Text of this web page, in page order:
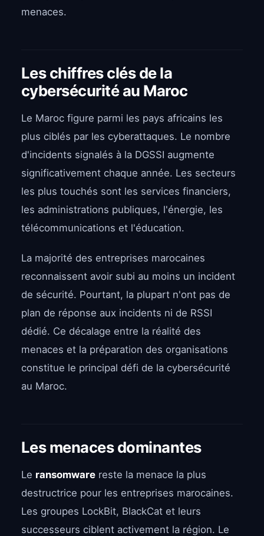
menaces.
Les chiffres clés de la
cybersécurité au Maroc
Le Maroc figure parmi les pays africains les
plus ciblés par les cyberattaques. Le nombre
d'incidents signalés à la DGSSI augmente
significativement chaque année. Les secteurs
les plus touchés sont les services financiers,
les administrations publiques, l'énergie, les
télécommunications et l'éducation.
La majorité des entreprises marocaines
reconnaissent avoir subi au moins un incident
de sécurité. Pourtant, la plupart n'ont pas de
plan de réponse aux incidents ni de RSSI
dédié. Ce décalage entre la réalité des
menaces et la préparation des organisations
constitue le principal défi de la cybersécurité
au Maroc.
Les menaces dominantes
Le ransomware reste la menace la plus
destructrice pour les entreprises marocaines.
Les groupes LockBit, BlackCat et leurs
successeurs ciblent activement la région. Le